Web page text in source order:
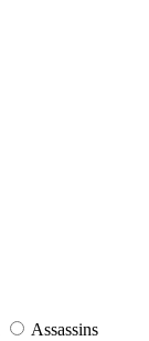
Assassins